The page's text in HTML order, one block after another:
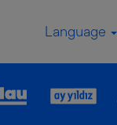
Language